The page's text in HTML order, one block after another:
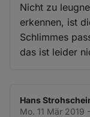
Nicht zu
erkennen, ist
Schlimmes
das ist leider
Hans
Mo. 11 Mär 2019